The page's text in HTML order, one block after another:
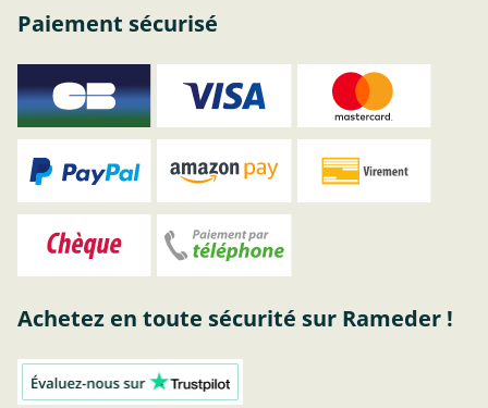
Paiement sécurisé
Achetez en toute sécurité sur Rameder !